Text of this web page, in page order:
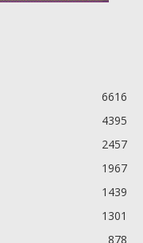
6616
4395
2457
1967
1439
1301
878